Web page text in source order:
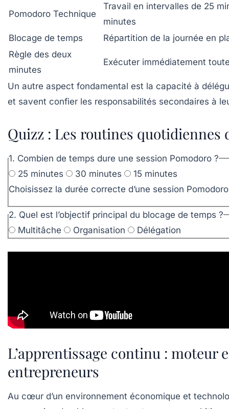
Pomodoro Technique
Travail en intervalles de 25
minutes
Blocage de temps
Répartition de la journée en
Règle des deux
minutes
Exécuter immédiatement
Un autre aspect fondamental est la capacité à
et savent confier les responsabilités secondaires à
Quizz : Les routines quotidiennes
1. Combien de temps dure une session Pomodoro ?
25 minutes
30 minutes
15 minutes
Choisissez la durée correcte d’une session
2. Quel est l’objectif principal du blocage de temps ?
Multitâche
Organisation Délégation
L’apprentissage continu : moteur
entrepreneurs
Au cœur d’un environnement économique et